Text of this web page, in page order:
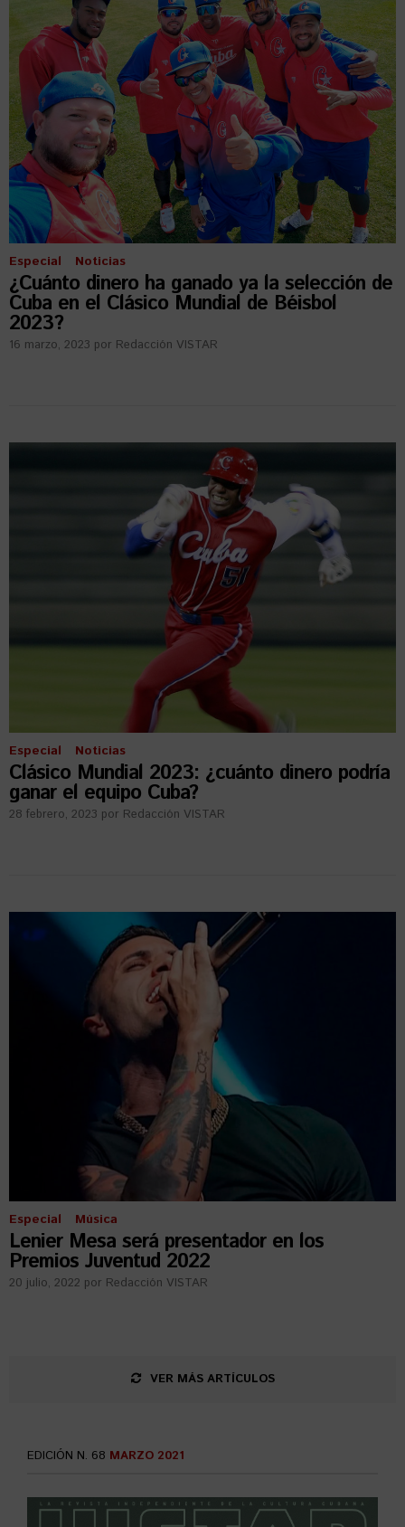
Especial Noticias
¿Cuánto dinero ha ganado ya la selección de
Cuba en el Clásico Mundial de Béisbol
2023?
16 marzo, 2023 por Redacción VISTAR
Especial Noticias
Clásico Mundial 2023: ¿cuánto dinero podría
ganar el equipo Cuba?
28 febrero, 2023 por Redacción VISTAR
Especial Música
Lenier Mesa será presentador en los
Premios Juventud 2022
20 julio, 2022 por Redacción VISTAR
VER MÁS ARTÍCULOS
EDICIÓN N. 68 MARZO 2021